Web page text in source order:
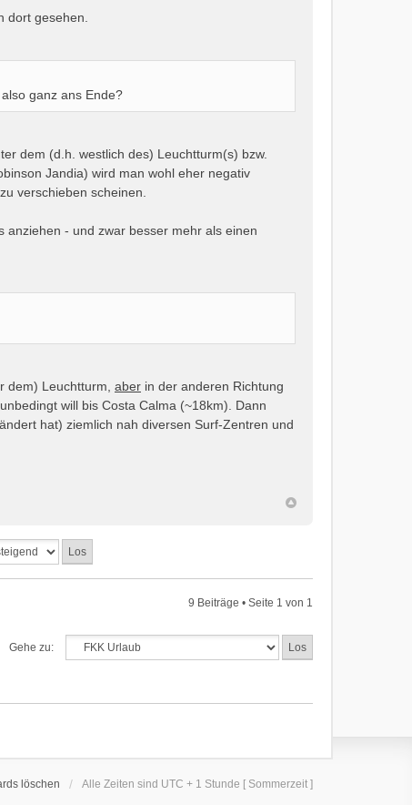
dort gesehen.
ganz ans Ende?
dem (d.h. westlich des) Leuchtturm(s) bzw.
Jandia) wird man wohl eher negativ
verschieben scheinen.
anziehen - und zwar besser mehr als einen
dem) Leuchtturm, aber in der anderen Richtung
will bis Costa Calma (~18km). Dann
hat) ziemlich nah diversen Surf-Zentren und
9 Beiträge • Seite 1 von 1
Gehe zu:
löschen Alle Zeiten sind UTC + 1 Stunde [ Sommerzeit ]